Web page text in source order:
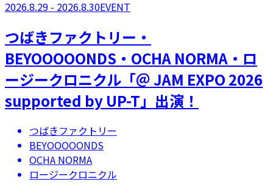
2026.8.29 - 2026.8.30EVENT
つばきファクトリー・
BEYOOOOONDS・OCHA NORMA・ロ
ージークロニクル「＠ JAM EXPO 2026
supported by UP-T」出演！
つばきファクトリー
BEYOOOOONDS
OCHA NORMA
ロージークロニクル